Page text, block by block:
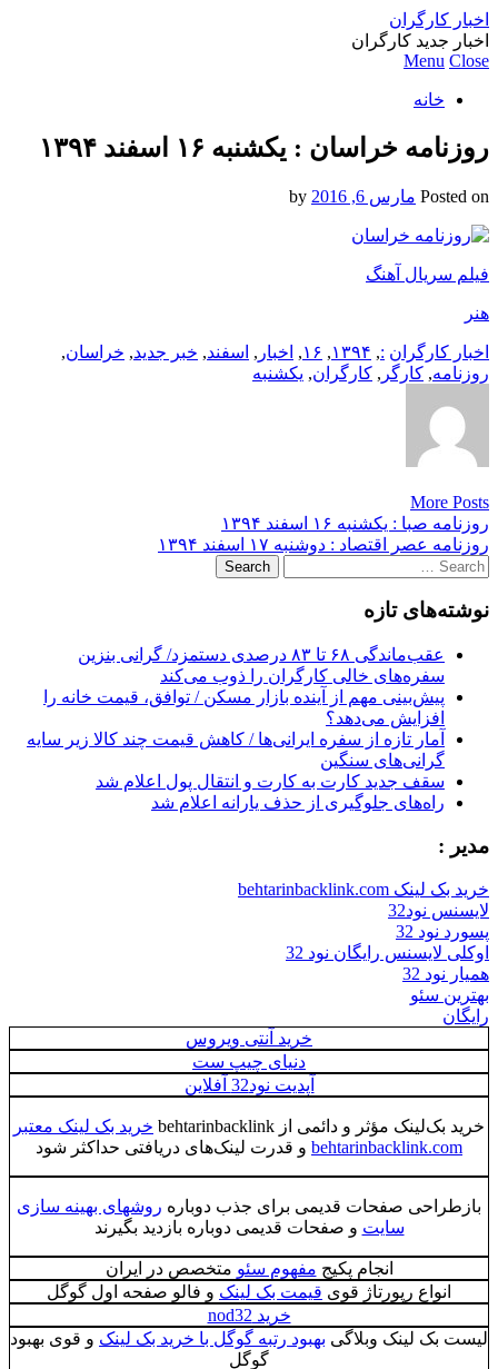
اخبار کارگران
اخبار جدید کارگران
Menu Close
خانه
روزنامه خراسان : یکشنبه‌ ۱۶ اسفند ۱۳۹۴
Posted on مارس 6, 2016
فیلم سریال آهنگ
هنر
اخبار کارگران :
, ۱۳۹۴, ۱۶, اخبار , اسفند, خبر جدید, خراسان,
روزنامه, کارگر , کارگران, یکشنبه‌
More Posts
Post
navigation
روزنامه صبا : یکشنبه‌ ۱۶ اسفند ۱۳۹۴
روزنامه عصر اقتصاد : دوشنبه ۱۷ اسفند ۱۳۹۴
Search
for:
نوشته‌های تازه
عقب‌ماندگی ۶۸ تا ۸۳ درصدی دستمزد/ گرانی بنزین
سفره‌های خالی کارگران را ذوب می‌کند
پیش‌بینی مهم از آینده بازار مسکن / توافق، قیمت خانه را
افزایش می‌دهد؟
آمار تازه از سفره ایرانی‌ها / کاهش قیمت چند کالا زیر سایه
گرانی‌های سنگین
سقف جدید کارت به کارت و انتقال پول اعلام شد
راه‌های جلوگیری از حذف یارانه اعلام شد
مدیر :
خرید بک لینک behtarinbacklink.com
لایسنس نود32
پسورد نود 32
اوکلی لایسنس رایگان نود 32
همیار نود 32
بهترین سئو
رایگان
خرید آنتی ویروس
دنیای چیپ ست
آپدیت نود32 آفلاین
خرید بک‌لینک مؤثر و دائمی از behtarinbacklink
خرید بک لینک معتبر
behtarinbacklink.com و قدرت لینک‌های دریافتی حداکثر شود
بازطراحی صفحات قدیمی برای جذب دوباره روشهای بهینه سازی
سایت و صفحات قدیمی دوباره بازدید بگیرند
انجام پکیج مفهوم سئو متخصص در ایران
انواع رپورتاژ قوی قیمت بک لینک و فالو صفحه اول گوگل
خرید nod32
لیست بک لینک وبلاگی بهبود رتبه‌ گوگل با خرید بک لینک و قوی بهبود
گوگل